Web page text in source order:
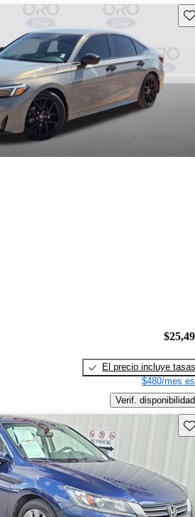
El precio incluye tasas
$480/mes
Verif. disponibilidad